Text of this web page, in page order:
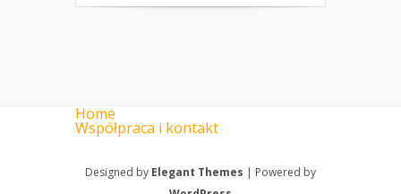
Home
Współpraca i kontakt
Designed by Elegant Themes | Powered by